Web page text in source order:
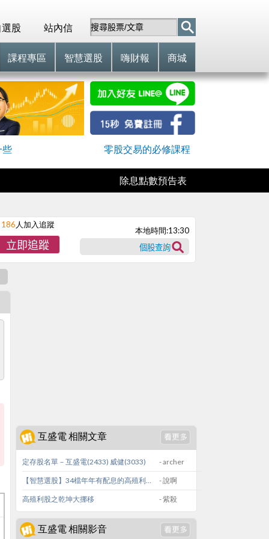
站內信
選股
課程專區 智慧選股 嗨財報 商城
些 零股交易的必修課程
除息點數預告表
186 人加入追蹤
立即追蹤
本地時間:13:30
互盛電 相關文章
- archer
定存股名單－互盛電(2433) 威健(3033)
- 說啊
【智慧選股】34檔年年有配息的高殖利率股票
- 紫殺
高殖利股之乾坤大挪移
互盛電 相關影音